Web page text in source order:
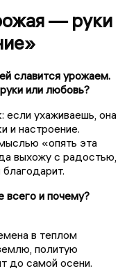
— руки
славится урожаем.
или любовь?
ухаживаешь, она
и настроение.
«опять эта
выхожу с радостью,
всего и почему?
в теплом
политую
до самой осени.